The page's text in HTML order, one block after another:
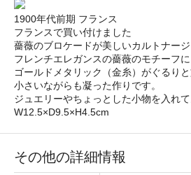
1900年代前期 フランス
フランスで買い付けました
薔薇のブロケードが美しいカルトナージ
フレンチエレガンスの薔薇のモチーフに
ゴールドメタリック（金糸）がぐるり
小さいながらも凝った作りです。
ジュエリーやちょっとした小物を入れて
W12.5×D9.5×H4.5cm
その他の詳細情報